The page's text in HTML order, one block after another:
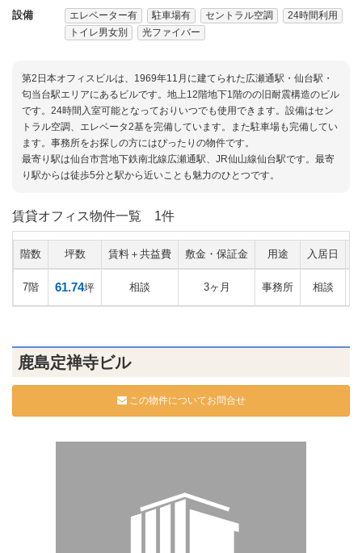
設備 エレベーター有 駐車場有 セントラル空調
24時間利用
トイレ男女別
光ファイバー
第2日本オフィスビルは、1969年11月に建てられた広瀬通駅・仙台駅・
匂当台駅エリアにあるビルです。地上12階地下1階のの旧耐震構造のビル
です。24時間入室可能となっておりいつでも使用できます。設備はセン
トラル空調、エレベータ2基を完備しています。また駐車場も完備してい
ます。事務所をお探しの方にはぴったりの物件です。
最寄り駅は仙台市営地下鉄南北線広瀬通駅、JR仙山線仙台駅です。最寄
り駅からは徒歩5分と駅から近いことも魅力のひとつです。
賃貸オフィス物件一覧 1件
階数 坪数 賃料＋共益費 敷金・保証金 用途 入居日
7階 61.74坪 相談 3ヶ月 事務所 相談
鹿島定禅寺ビル
この物件についてお問合せ